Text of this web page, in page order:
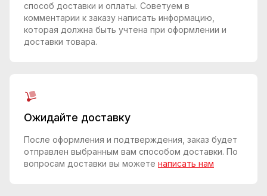
способ доставки и оплаты. Советуем в
комментарии к заказу написать информацию,
которая должна быть учтена при оформлении и
доставки товара.
Ожидайте доставку
После оформления и подтверждения, заказ будет
отправлен выбранным вам способом доставки. По
вопросам доставки вы можете написать нам